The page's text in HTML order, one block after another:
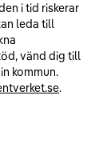
i tid riskerar
leda till
vänd dig till
kommun.
.